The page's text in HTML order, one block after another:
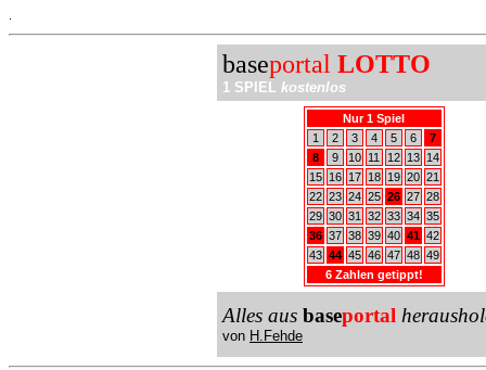
baseportal LOTTO
1 SPIEL kostenlos
Nur 1 Spiel
1
2 3 4 5 6
7
8
9 10 11 12 13
14
15
16 17 18 19 20 21
22 23 24 25 26 27 28
29 30 31 32 33 34 35
36 37 38 39 40 41 42
43 44 45 46 47 48 49
6 Zahlen getippt!
Alles aus baseportal
von H.Fehde